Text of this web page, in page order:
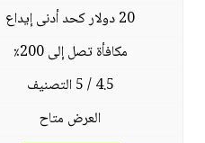
20 دولار كحد أدنى إيداع
مكافأة تصل إلى 200٪
4.5 / 5 التصنيف
العرض متاح